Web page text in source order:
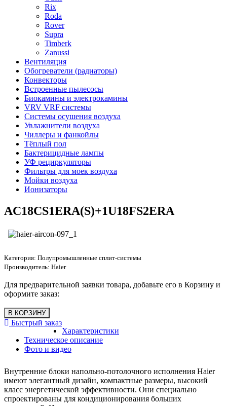
Rix
Roda
Rover
Supra
Timberk
Zanussi
Вентиляция
Обогреватели (радиаторы)
Конвекторы
Встроенные пылесосы
Биокамины и электрокамины
VRV VRF системы
Системы осушения воздуха
Увлажнители воздуха
Чиллеры и фанкойлы
Тёплый пол
Бактерицидные лампы
УФ рециркуляторы
Фильтры для моек воздуха
Мойки воздуха
Ионизаторы
AC18CS1ERA(S)+1U18FS2ERA
Категория: Полупромышленные сплит-системы
Производитель: Haier
Для предварительной заявки товара, добавьте его в Корзину и
оформите заказ:
Быстрый заказ
Характеристики
Техническое описание
Фото и видео
Внутренние блоки напольно-потолочного исполнения Haier
имеют элегантный дизайн, компактные размеры, высокий
класс энергетической эффективности. Они специально
спроектированы для кондиционирования больших